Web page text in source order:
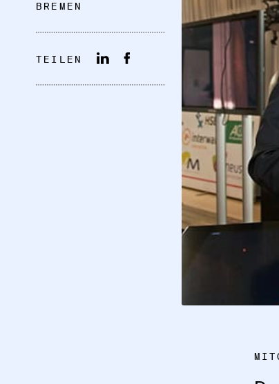
DATENSCHUTZ
IMPRESSUM
COOKIE-EINSTELLUNGEN
BREMEN
TEILEN